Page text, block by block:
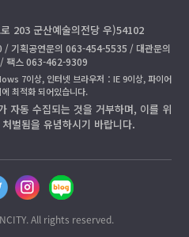
203 군산예술의전당 우)54102
기획공연문의 063-454-5535 / 대관문의
팩스 063-462-9309
7이상, 인터넷 브라우저：IE 9이상, 파이어
최적화 되어있습니다.
자동 수집되는 것을 거부하며, 이를 위
벌됨을 유념하시기 바랍니다.
인
스
타
블
로
그
All rights reserved.